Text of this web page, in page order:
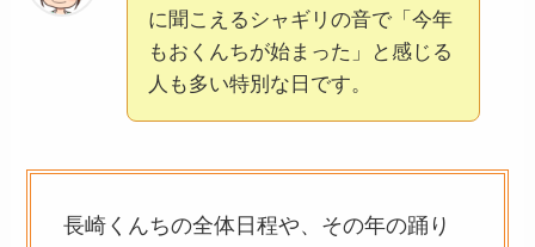
に聞こえるシャギリの音で「今年
もおくんちが始まった」と感じる
人も多い特別な日です。
長崎くんちの全体日程や、その年の踊り